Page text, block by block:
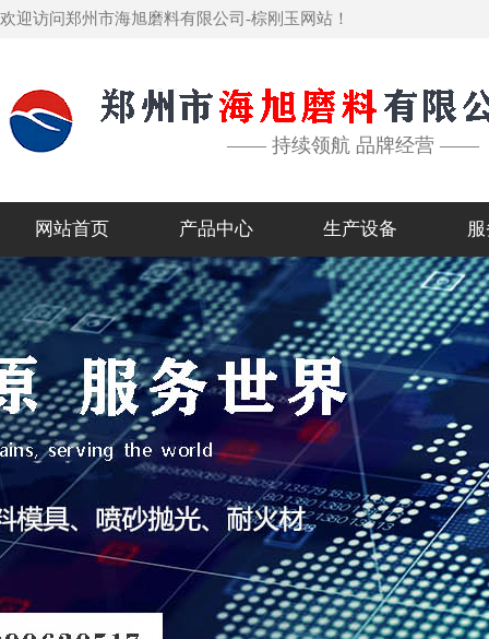
欢迎访问郑州市海旭磨料有限公司-棕刚玉网站！
—— 持续领航 品牌经营 ——
网站首页 产品中心 生产设备